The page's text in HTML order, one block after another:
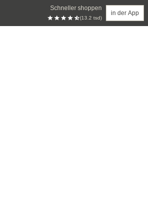
Schneller shoppen
(13.2 tsd)
in der App